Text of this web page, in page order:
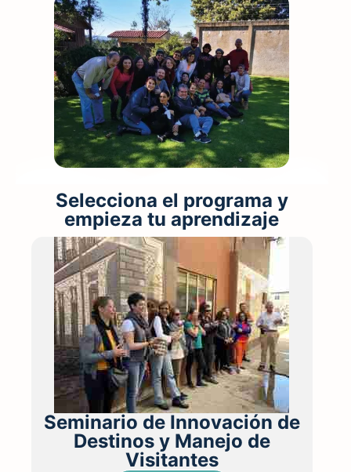
Selecciona el programa y
empieza tu aprendizaje
Seminario de Innovación de
Destinos y Manejo de
Visitantes